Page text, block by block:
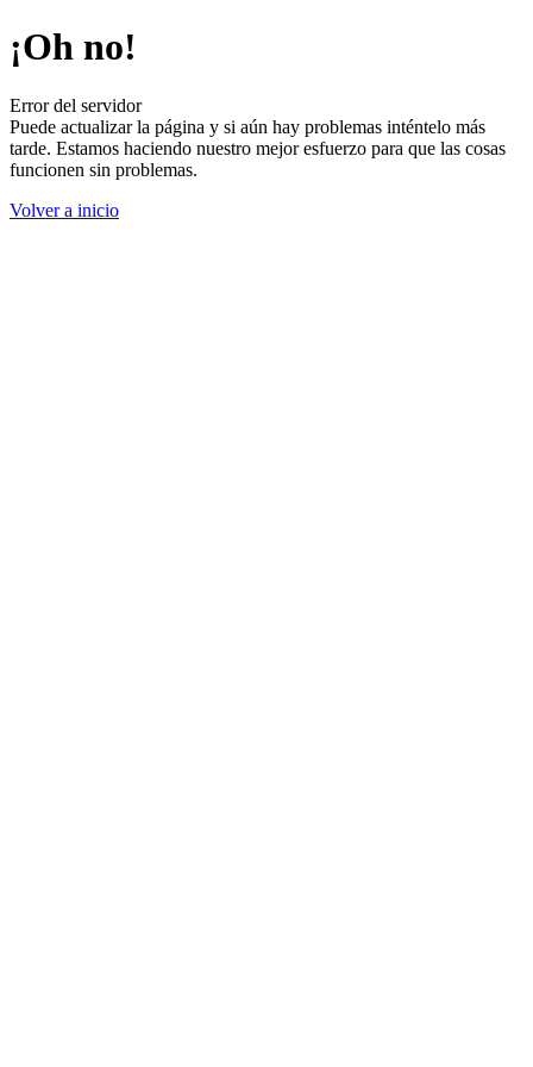
¡Oh no!
Error del servidor
Puede actualizar la página y si aún hay problemas inténtelo más
tarde. Estamos haciendo nuestro mejor esfuerzo para que las cosas
funcionen sin problemas.
Volver a inicio